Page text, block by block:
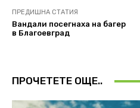
ПРЕДИШНА СТАТИЯ
Вандали посегнаха на багер
в Благоевград
ПРОЧЕТЕТЕ ОЩЕ..